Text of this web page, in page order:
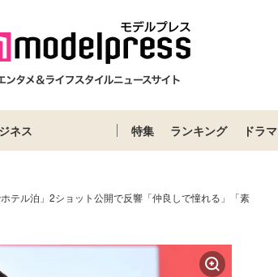
ネス 特集 ランキング ドラマ
テル泊」2ショット公開で反響「仲良しで憧れる」「素